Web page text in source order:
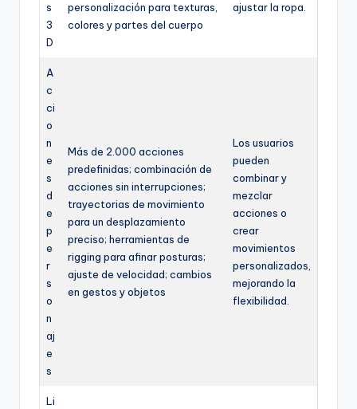
s
3
D
personalización para texturas,
colores y partes del cuerpo
ajustar la ropa.
A
c
ci
o
n
e
s
d
e
p
e
r
s
o
n
aj
e
s
Más de 2.000 acciones
predefinidas; combinación de
acciones sin interrupciones;
trayectorias de movimiento
para un desplazamiento
preciso; herramientas de
rigging para afinar posturas;
ajuste de velocidad; cambios
en gestos y objetos
Los usuarios
pueden
combinar y
mezclar
acciones o
crear
movimientos
personalizados,
mejorando la
flexibilidad.
Li